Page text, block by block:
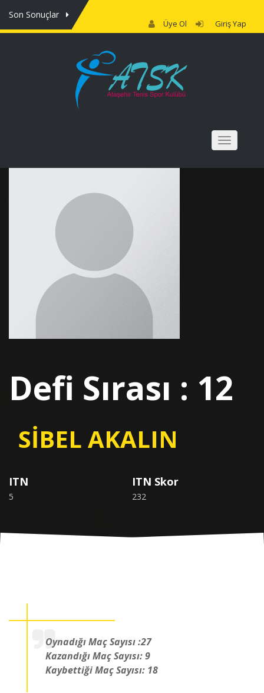
Son Sonuçlar
Üye Ol Giriş Yap
NAV
Defi Sırası : 12
SİBEL AKALIN
ITN
5
ITN Skor
232
Oynadığı Maç Sayısı :27
Kazandığı Maç Sayısı: 9
Kaybettiği Maç Sayısı: 18